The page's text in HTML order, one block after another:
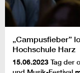
„Campusfieber”
Hochschule Harz
15.06.2023 Tag der